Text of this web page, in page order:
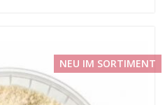
NEU IM SORTIMENT